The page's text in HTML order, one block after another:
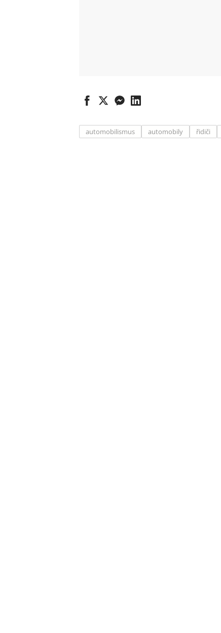
automobilismus automobily řidiči